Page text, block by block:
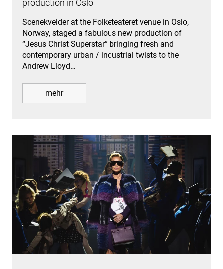
production in Oslo
Scenekvelder at the Folketeateret venue in Oslo,
Norway, staged a fabulous new production of
“Jesus Christ Superstar” bringing fresh and
contemporary urban / industrial twists to the
Andrew Lloyd…
mehr